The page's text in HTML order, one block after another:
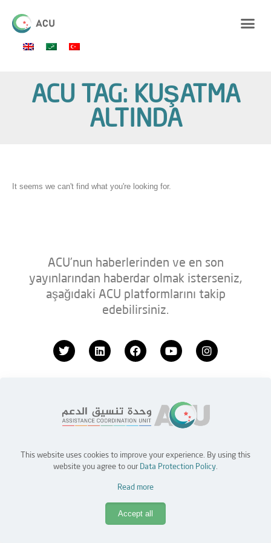
ACU TAG: KUŞATMA
ALTINDA
It seems we can't find what you're looking for.
ACU’nun haberlerinden ve en son
yayınlarından haberdar olmak isterseniz,
aşağıdaki ACU platformlarını takip
edebilirsiniz.
Copyright © 2026 Yardım Koordinasyon Birimi (ACU)
This website uses cookies to improve your experience. By using this
website you agree to our Data Protection Policy.
Read more
Accept all